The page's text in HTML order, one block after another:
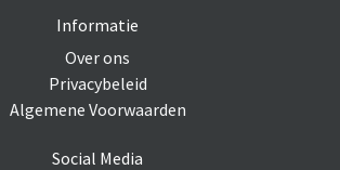
Informatie
Over ons
Privacybeleid
Algemene Voorwaarden
Social Media